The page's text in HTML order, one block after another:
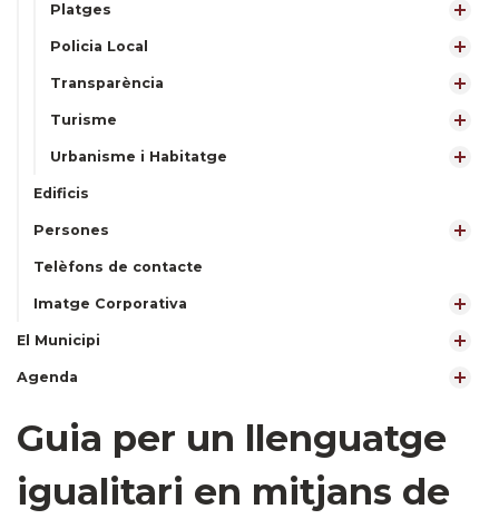
Platges
Policia Local
Transparència
Turisme
Urbanisme i Habitatge
Edificis
Persones
Telèfons de contacte
Imatge Corporativa
El Municipi
Agenda
Guia per un llenguatge
igualitari en mitjans de